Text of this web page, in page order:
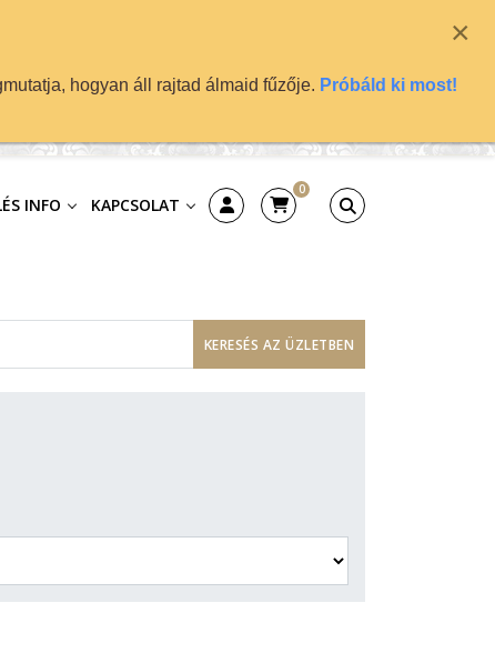
INFO KAPCSOLAT
0
×
hogyan áll rajtad álmaid fűzője. Próbáld ki most!